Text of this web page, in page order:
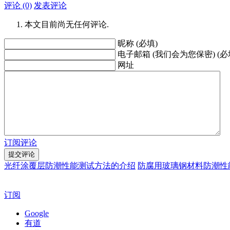
评论 (0) 发表评论
本文目前尚无任何评论.
昵称 (必填)
电子邮箱 (我们会为您保密) (必
网址
订阅评论
光纤涂覆层防潮性能测试方法的介绍 防腐用玻璃钢材料防潮
订阅
Google
有道